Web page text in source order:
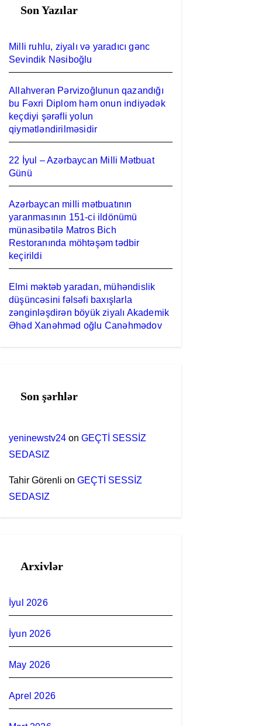
Son Yazılar
Milli ruhlu, ziyalı və yaradıcı gənc
Sevindik Nəsiboğlu
Allahverən Pərvizoğlunun qazandığı
bu Fəxri Diplom həm onun indiyədək
keçdiyi şərəfli yolun
qiymətləndirilməsidir
22 İyul – Azərbaycan Milli Mətbuat
Günü
Azərbaycan milli mətbuatının
yaranmasının 151-ci ildönümü
münasibətilə Matros Bich
Restoranında möhtəşəm tədbir
keçirildi
Elmi məktəb yaradan, mühəndislik
düşüncəsini fəlsəfi baxışlarla
zənginləşdirən böyük ziyalı Akademik
Əhəd Xanəhməd oğlu Canəhmədov
Son şərhlər
yeninewstv24 on GEÇTİ SESSİZ
SEDASIZ
Tahir Görenli on GEÇTİ SESSİZ
SEDASIZ
Arxivlər
İyul 2026
İyun 2026
May 2026
Aprel 2026